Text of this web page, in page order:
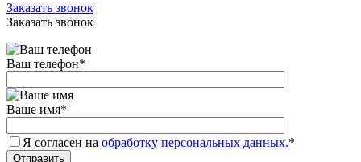
Заказать звонок
Заказать звонок
Ваш телефон*
Ваше имя*
Я согласен на обработку персональных данных.*